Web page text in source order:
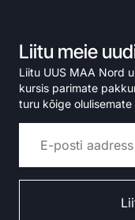
Liitu meie
Liitu UUS MAA Nord
kursis parimate
turu kõige